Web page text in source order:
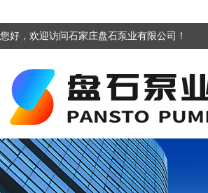
您好，欢迎访问石家庄盘石泵业有限公司！